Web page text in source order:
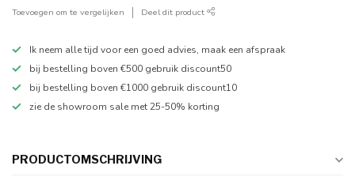
Toevoegen om te vergelijken Deel dit product
Ik neem alle tijd voor een goed advies, maak een afspraak
bij bestelling boven €500 gebruik discount50
bij bestelling boven €1000 gebruik discount10
zie de showroom sale met 25-50% korting
PRODUCTOMSCHRIJVING